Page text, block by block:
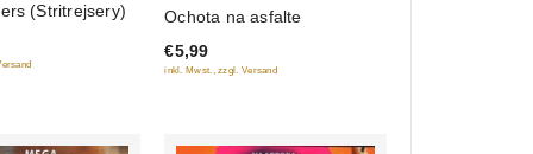
(Stritrejsery)
Ochota na asfalte
€5,99
inkl. Mwst., zzgl. Versand